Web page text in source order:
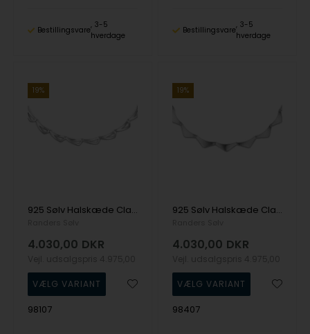
Bestillingsvare
3-5
hverdage
Bestillingsvare
3-5
hverdage
19%
925 Sølv Halskæde Classic med Blank overflade fra Randers Sølv
4.030,00 DKR
98107
19%
925 Sølv Halskæde Classic med Blank overflade fra Randers Sølv
4.030,00 DKR
98407